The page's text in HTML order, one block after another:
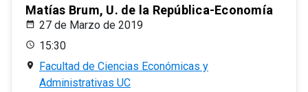
Matías Brum, U. de la República-Economía
27 de Marzo de 2019
15:30
Facultad de Ciencias Económicas y
Administrativas UC